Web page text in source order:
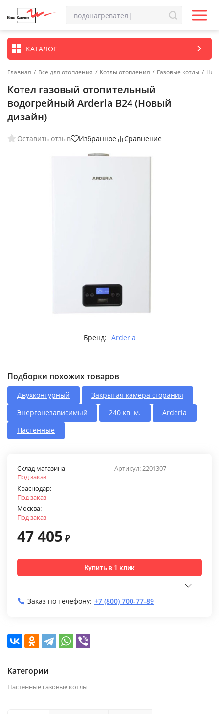
КАТАЛОГ
Главная / Всё для отопления / Котлы отопления / Газовые котлы /
Котел газовый отопительный
водогрейный Arderia B24 (Новый
дизайн)
Оставить отзыв Избранное Сравнение
Бренд: Arderia
Подборки похожих товаров
Двухконтурный
Закрытая камера сгорания
Энергонезависимый
240 кв. м.
Arderia
Настенные
Артикул:2201307
Склад магазина:
Под заказ
Краснодар:
Под заказ
Москва:
Под заказ
47 405 ₽
Купить в 1 клик
Заказ по телефону: +7 (800) 700-77-89
Категории
Настенные газовые котлы